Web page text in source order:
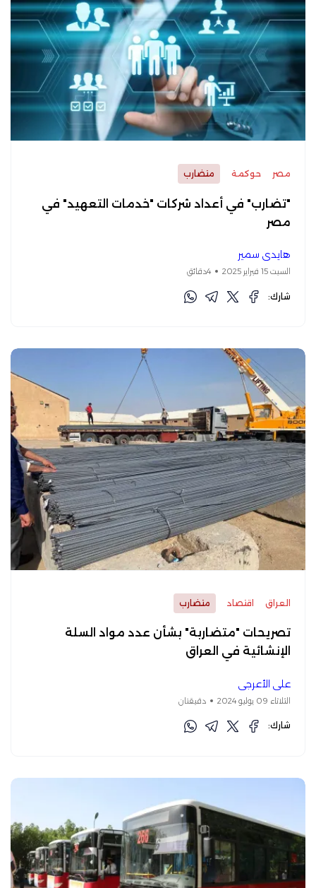
مصر حوكمة متضارب
"تضارب" في أعداد شركات "خدمات التعهيد" في
مصر
هايدي سمير
السبت 15 فبراير 2025 4دقائق
شارك:
العراق اقتصاد متضارب
تصريحات "متضاربة" بشأن عدد مواد السلة
الإنشائية في العراق
علي الأعرجي
الثلاثاء 09 يوليو 2024 دقيقتان
شارك: